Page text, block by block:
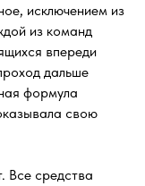
исключением из
из команд
впереди
дальше
формула
свою
Все средства